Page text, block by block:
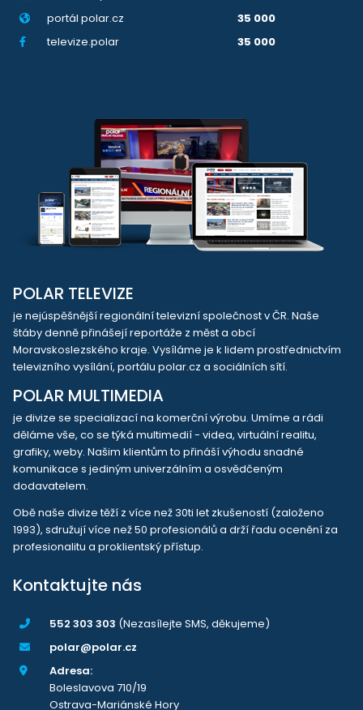
portál polar.cz
35 000
televize.polar
35 000
POLAR TELEVIZE
je nejúspěšnější regionální televizní společnost v ČR. Naše
štáby denně přinášejí reportáže z měst a obcí
Moravskoslezského kraje. Vysíláme je k lidem prostřednictvím
televizního vysílání, portálu polar.cz a sociálních sítí.
POLAR MULTIMEDIA
je divize se specializací na komerční výrobu. Umíme a rádi
děláme vše, co se týká multimedií - videa, virtuální realitu,
grafiky, weby. Našim klientům to přináší výhodu snadné
komunikace s jediným univerzálním a osvědčeným
dodavatelem.
Obě naše divize těží z více než 30ti let zkušeností (založeno
1993), sdružují více než 50 profesionálů a drží řadu ocenění za
profesionalitu a proklientský přístup.
Kontaktujte nás
552 303 303 (Nezasílejte SMS, děkujeme)
polar@polar.cz
Adresa:
Boleslavova 710/19
Ostrava-Mariánské Hory